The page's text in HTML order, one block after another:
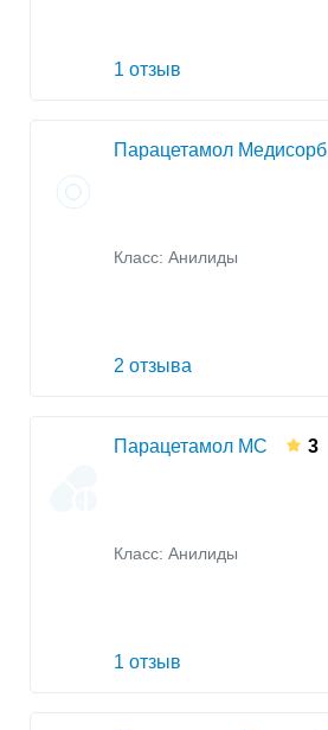
1 отзыв
Парацетамол Медисорб
Класс: Анилиды
2 отзыва
Парацетамол МС 3
Класс: Анилиды
1 отзыв